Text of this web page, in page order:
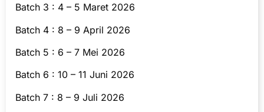
Batch 3 : 4 – 5 Maret 2026
Batch 4 : 8 – 9 April 2026
Batch 5 : 6 – 7 Mei 2026
Batch 6 : 10 – 11 Juni 2026
Batch 7 : 8 – 9 Juli 2026